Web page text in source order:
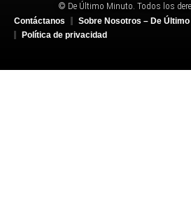
© De Último Minuto. Todos los
Contáctanos
Sobre Nosotros – De
Política de privacidad